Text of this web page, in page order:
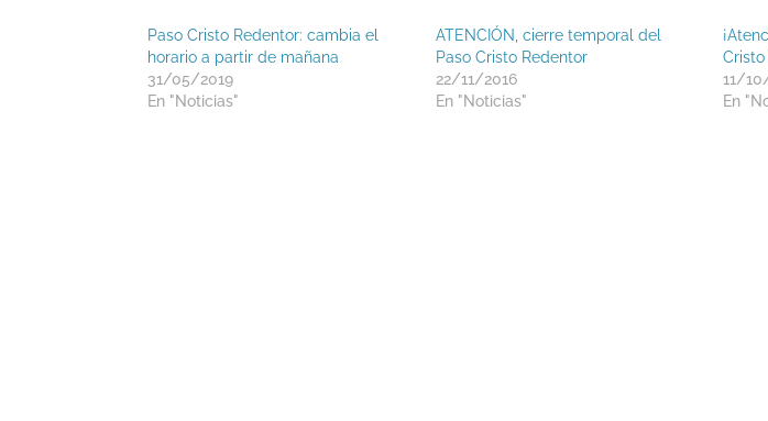
Paso Cristo Redentor: cambia el
horario a partir de mañana
31/05/2019
En "Noticias"
ATENCIÓN, cierre temporal del
Paso Cristo Redentor
22/11/2016
En "Noticias"
11/
En